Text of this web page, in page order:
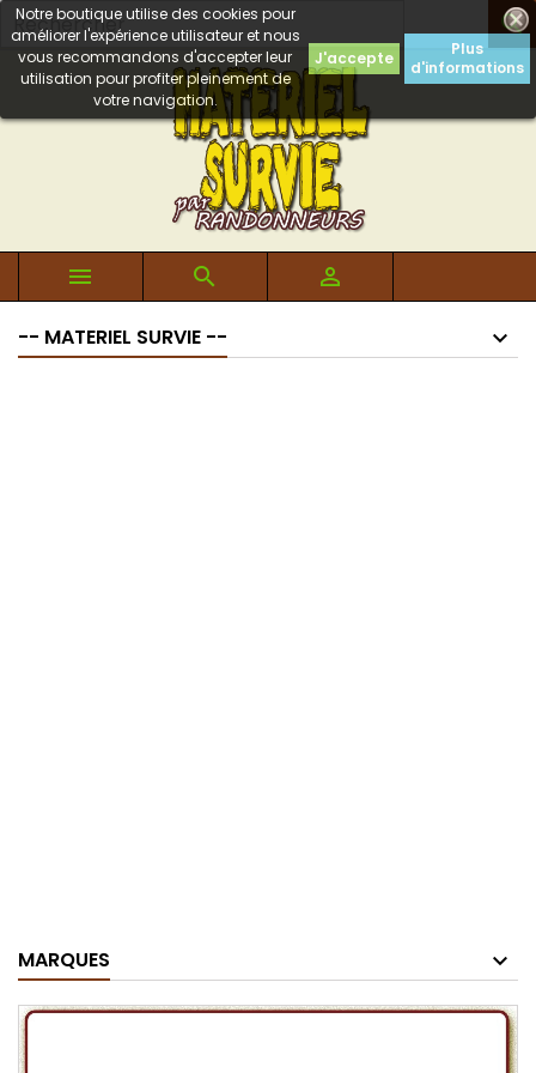

Notre boutique utilise des cookies pour
améliorer l'expérience utilisateur et nous
vous recommandons d'accepter leur
utilisation pour profiter pleinement de
votre navigation.
J'accepte
Plus
d'informations
  
-- MATERIEL SURVIE --
MARQUES